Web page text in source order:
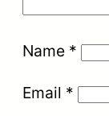
Name *
Email *